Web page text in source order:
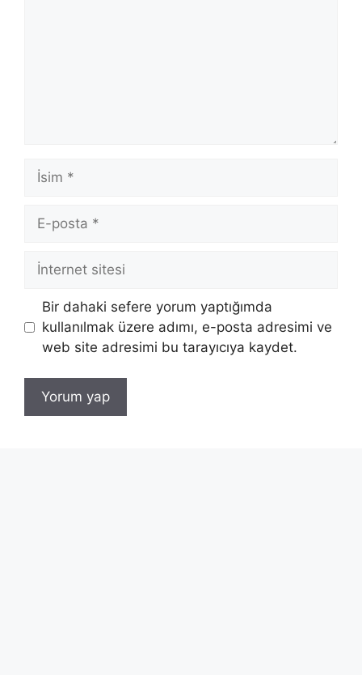
İsim
posta
İnternet
sitesi
Bir dahaki sefere yorum yaptığımda
kullanılmak üzere adımı, e-posta adresimi ve
web site adresimi bu tarayıcıya kaydet.